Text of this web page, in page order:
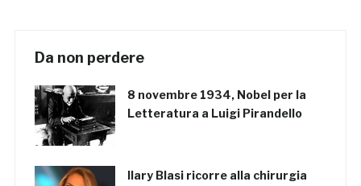
Da non perdere
8 novembre 1934, Nobel per la
Letteratura a Luigi Pirandello
Ilary Blasi ricorre alla chirurgia